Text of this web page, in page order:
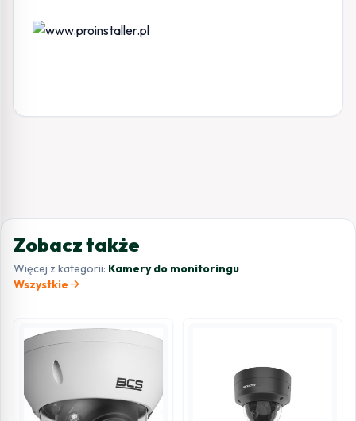
Zobacz także
Więcej z kategorii: Kamery do monitoringu
Wszystkie arrow_forward